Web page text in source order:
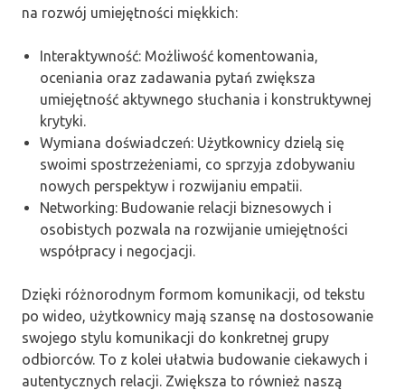
na rozwój umiejętności miękkich:
Interaktywność: Możliwość komentowania,
oceniania oraz zadawania pytań zwiększa
umiejętność aktywnego słuchania i konstruktywnej
krytyki.
Wymiana doświadczeń: Użytkownicy dzielą się
swoimi spostrzeżeniami, co sprzyja zdobywaniu
nowych perspektyw i rozwijaniu empatii.
Networking: Budowanie relacji biznesowych i
osobistych pozwala na rozwijanie umiejętności
współpracy i negocjacji.
Dzięki różnorodnym formom komunikacji, od tekstu
po wideo, użytkownicy mają szansę na dostosowanie
swojego stylu komunikacji do konkretnej grupy
odbiorców. To z kolei ułatwia budowanie ciekawych i
autentycznych relacji. Zwiększa to również naszą